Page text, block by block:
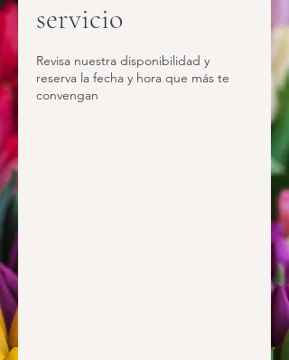
servicio
Revisa nuestra disponibilidad y
reserva la fecha y hora que más te
convengan